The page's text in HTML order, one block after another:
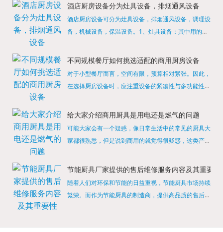
酒店厨房设备分为灶具设备，排烟通风设备
酒店厨房设备可分为灶具设备，排烟通风设备，调理设
备，机械设备，保温设备。1、灶具设备：其中用的较
缺少的，经过相关检测证明的合格设备才能进行使用，
不同规模餐厅如何挑选适配的商用厨房设备
对于小型餐厅而言，空间有限，预算相对紧张。因此，
在选择厨房设备时，应注重设备的紧凑性与多功能性。
烹饪设备，既能节省空间，又能满足多样化的烹饪需
给大家介绍商用厨具是用电还是燃气的问题
可能大家会有一个疑惑，像日常生活中的常见的厨具大
家都很熟悉，但是说到商用的就觉得很疑惑，这类产品
店用的就是商用的吗?还真别说，真被大家猜对了，这
节能厨具厂家提供的售后维修服务内容及其重要性
随着人们对环保和节能的日益重视，节能厨具市场持续
繁荣。而作为节能厨具的制造商，提供高品质的售后维